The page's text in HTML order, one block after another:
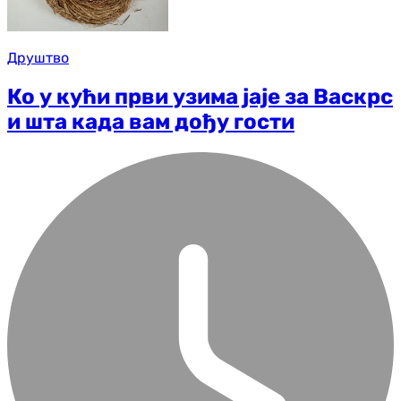
Друштво
Ко у кући први узима јаје за Васкрс
и шта када вам дођу гости